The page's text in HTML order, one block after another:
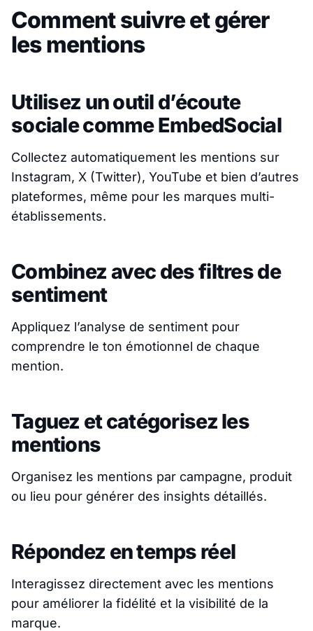
Comment suivre et gérer
les mentions
Utilisez un outil d’écoute
sociale comme EmbedSocial
Collectez automatiquement les mentions sur
Instagram, X (Twitter), YouTube et bien d’autres
plateformes, même pour les marques multi-
établissements.
Combinez avec des filtres de
sentiment
Appliquez l’analyse de sentiment pour
comprendre le ton émotionnel de chaque
mention.
Taguez et catégorisez les
mentions
Organisez les mentions par campagne, produit
ou lieu pour générer des insights détaillés.
Répondez en temps réel
Interagissez directement avec les mentions
pour améliorer la fidélité et la visibilité de la
marque.